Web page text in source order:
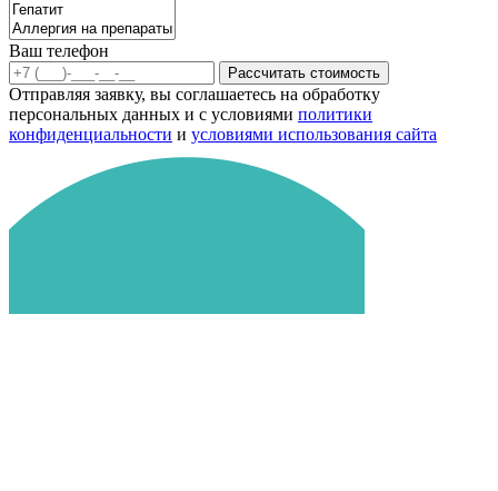
Ваш телефон
Рассчитать стоимость
Отправляя заявку, вы соглашаетесь на обработку
персональных данных и с условиями политики
конфиденциальности и условиями использования сайта